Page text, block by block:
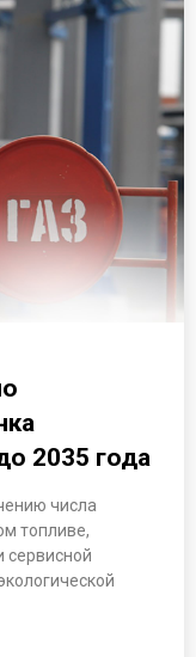
2035 года
числа
топливе,
сервисной